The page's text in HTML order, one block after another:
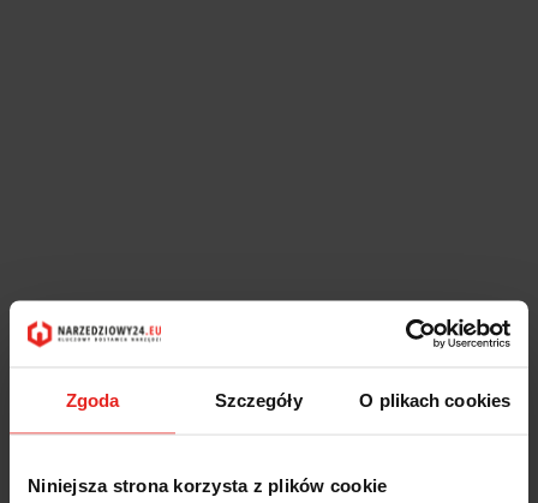
Zgoda Szczegóły O plikach cookies
Niniejsza strona korzysta z plików cookie